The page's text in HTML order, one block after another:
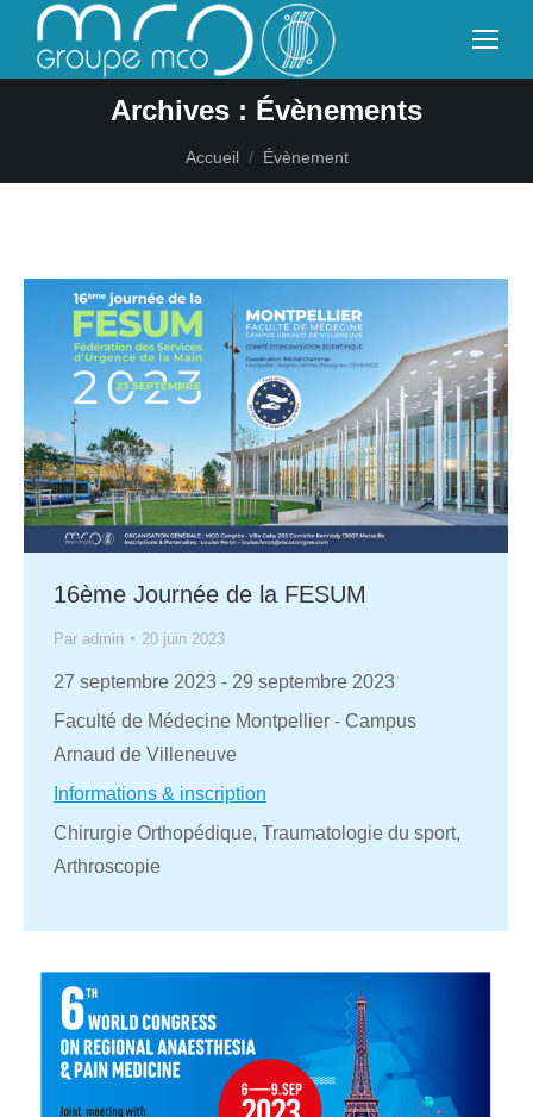
Archives : Évènements
Vous êtes ici :
Accueil Évènement
16ème Journée de la FESUM
Par admin 20 juin 2023
27 septembre 2023 - 29 septembre 2023
Faculté de Médecine Montpellier - Campus
Arnaud de Villeneuve
Informations & inscription
Chirurgie Orthopédique, Traumatologie du sport,
Arthroscopie